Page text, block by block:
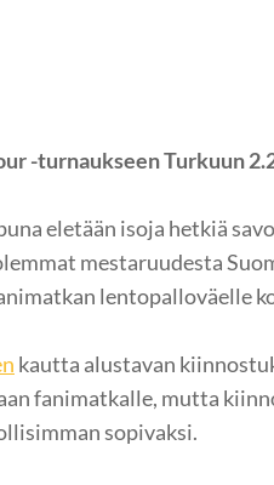
-turnaukseen Turkuun
eletään isoja hetkiä
mestaruudesta
lentopalloväelle
kautta alustavan
fanimatkalle, mutta
sopivaksi.